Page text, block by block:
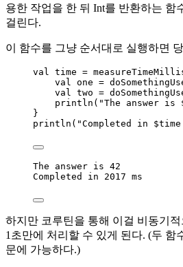
용한 작업을 한 뒤 Int를 반환하는 함
걸린다.
이 함수를 그냥 순서대로 실행하면
val time =
val
one =
val
two =
println ( "The answer is
}
println ( "Completed in $time
The answer is 42
Completed in 2017 ms
하지만 코루틴을 통해 이걸 비동기
1초만에 처리할 수 있게 된다. (두 함
문에 가능하다.)